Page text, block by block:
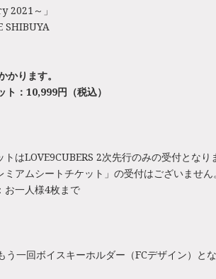
2021～」
SHIBUYA
ります。
：10,999円（税込）
はLOVE9CUBERS 2次先行のみの受付となり
アムシートチケット」の受付はございません。
お一人様4枚まで
一回ボイスキーホルダー（FCデザイン）と